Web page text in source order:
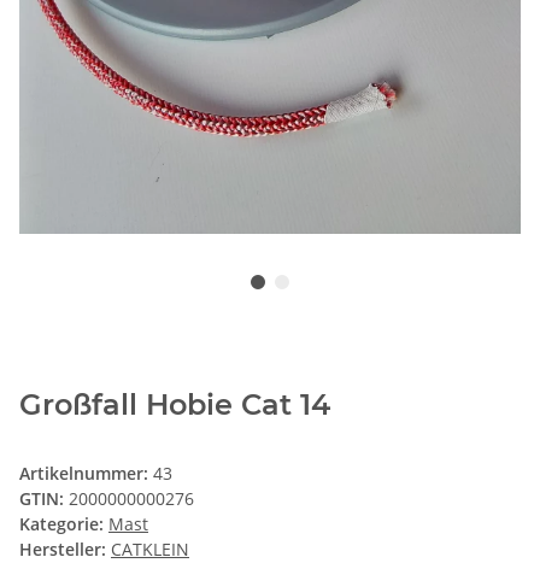
Großfall Hobie Cat 14
Artikelnummer: 43
GTIN: 2000000000276
Kategorie: Mast
Hersteller: CATKLEIN